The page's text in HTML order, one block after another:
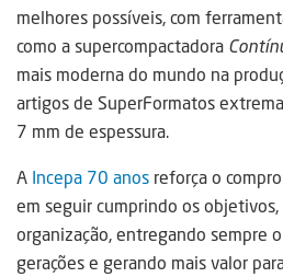
melhores possíveis, com
como a supercompactadora
mais moderna do mundo na
artigos de SuperFormatos
7 mm de espessura.
A Incepa 70 anos reforça o
em seguir cumprindo os objetivos,
organização, entregando sempre
gerações e gerando mais valor